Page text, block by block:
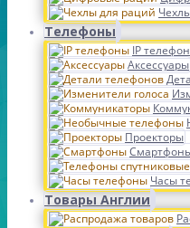
Телефоны
IP
Аксессуары
Проекторы
Часы
Товары Англии